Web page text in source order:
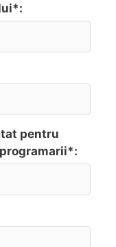
pentru